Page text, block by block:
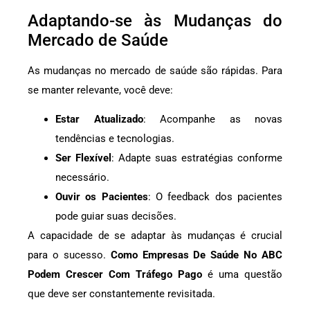
Adaptando-se às Mudanças do
Mercado de Saúde
As mudanças no mercado de saúde são rápidas. Para
se manter relevante, você deve:
Estar Atualizado: Acompanhe as novas
tendências e tecnologias.
Ser Flexível : Adapte suas estratégias conforme
necessário.
Ouvir os Pacientes: O feedback dos pacientes
pode guiar suas decisões.
A capacidade de se adaptar às mudanças é crucial
para o sucesso. Como Empresas De Saúde No ABC
Podem Crescer Com Tráfego Pago é uma questão
que deve ser constantemente revisitada.